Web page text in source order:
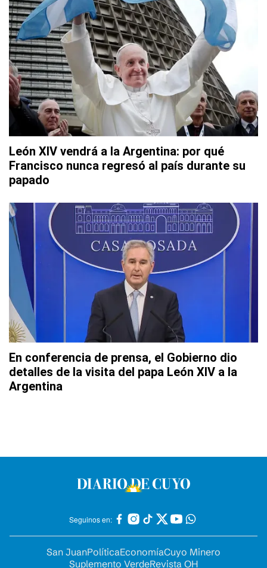
León XIV vendrá a la Argentina: por qué
Francisco nunca regresó al país durante su
papado
En conferencia de prensa, el Gobierno dio
detalles de la visita del papa León XIV a la
Argentina
Seguinos en:
San JuanPolíticaEconomíaCuyo Minero
Suplemento VerdeRevista OH